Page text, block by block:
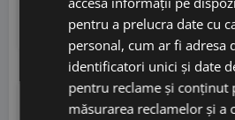
Adaugă în
96
pentru a prelucra date cu
personal, cum ar fi adresa
identificatori unici și date
pentru reclame și conținut
măsurarea reclamelor și a